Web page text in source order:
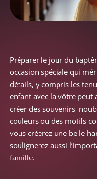
Préparer le jour du
occasion spéciale qui
détails, y compris les
enfant avec la vôtre peut
créer des souvenirs
couleurs ou des motifs
vous créerez une belle
soulignerez aussi
famille.